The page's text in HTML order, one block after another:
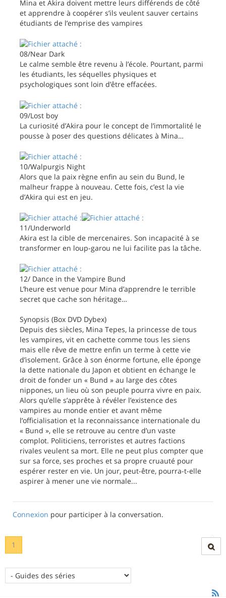
Mina et Akira doivent mettre leurs différends de côté
et apprendre à coopérer s’ils veulent sauver certains
étudiants de l’emprise des vampires
08/Near Dark
Le calme semble être revenu à l’école. Pourtant, parmi
les étudiants, les séquelles physiques et
psychologiques sont loin d’être effacées.
09/Lost boy
La curiosité d’Akira pour le concept de l’immortalité le
pousse à poser des questions délicates à Mina…
10/Walpurgis Night
Alors que la paix règne enfin au sein du Bund, le
malheur frappe à nouveau. Cette fois, c’est la vie
d’Akira qui est en jeu.
11/Underworld
Akira est la cible de mercenaires. Son incapacité à se
transformer en loup-garou ne lui facilite pas la tâche.
12/ Dance in the Vampire Bund
L’heure est venue pour Mina d’apprendre le terrible
secret que cache son héritage…
Synopsis (Box DVD Dybex)
Depuis des siècles, Mina Tepes, la princesse de tous
les vampires, vit en cachette comme tous les siens
mais elle rêve de mettre enfin un terme à cette vie
d’isolement. Grâce à son énorme fortune, elle éponge
la dette nationale du Japon et obtient en échange le
droit de fonder un « Bund » au large des côtes
nippones, un lieu où son peuple pourra vivre en paix.
Alors qu’elle s’apprête à révéler l’existence des
vampires au monde entier et avant même
l’officialisation et la reconnaissance internationale du
« Bund », elle se retrouve au centre d’un vaste
complot. Politiciens, terroristes et autres factions
rivales veulent sa mort. Elle ne peut plus compter que
sur sa force, ses proches et sa propre cruauté pour
espérer rester en vie. Un jour, peut-être, pourra-t-elle
aspirer à mener une vie normale...
Connexion pour participer à la conversation.
1